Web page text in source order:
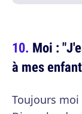
Moi :
à mes
Toujours moi